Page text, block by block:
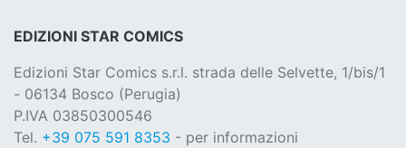
EDIZIONI STAR COMICS
Edizioni Star Comics s.r.l. strada delle Selvette, 1/bis/1
- 06134 Bosco (Perugia)
P.IVA 03850300546
Tel. +39 075 591 8353 - per informazioni